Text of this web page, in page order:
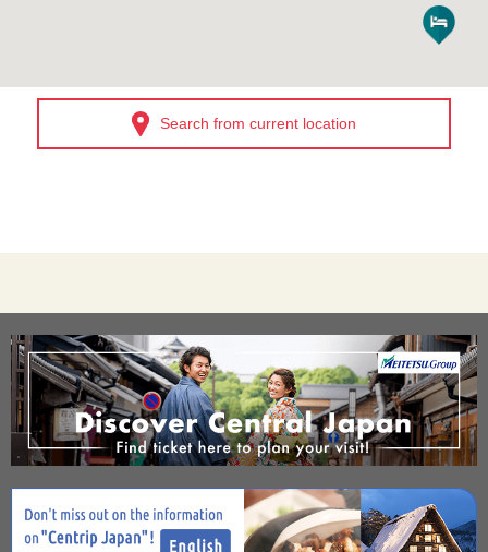
Search from current location